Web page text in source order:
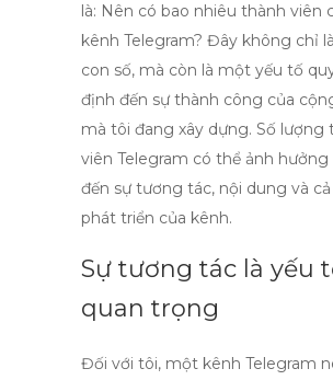
là: Nên có bao nhiêu thành viên
kênh Telegram? Đây không chỉ
con số, mà còn là một yếu tố
định đến sự thành công của
mà tôi đang xây dựng. Số lượng
viên Telegram có thể ảnh hưởng
đến sự tương tác, nội dung và
phát triển của kênh.
Sự tương tác là yếu
quan trọng
Đối với tôi, một kênh Telegram